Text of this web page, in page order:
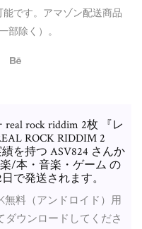
です。アマゾン配送商品
部除く）。
rock riddim 2枚 『レ
ROCK RIDDIM 2
を持つ ASV824 さんか
/本・音楽・ゲーム の
で発送されます。
無料（アンドロイド）用
ウンロードしてくださ